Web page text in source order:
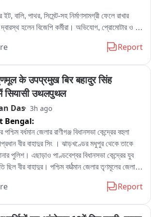
ইট, বালি, পাথর, সিমেন্ট-সহ নির্মাণসামগ্রী ফেলে রাখার
হলেন বিজেপি কর্মীরা। অভিযোগ, প্রোমোটার ও
বিষয়টি নিয়ে পুরসভায় লিখিত অভিযোগ জমা
দে জানান, এলাকাবাসীর অভিযোগের ভিত্তিতেই তাঁরা
তাঁর দাবি, নির্মাণসামগ্রী মাসের পর মাস রাস্তার
সরু হয়ে গিয়েছে। বর্ষাকালে বালি ও অন্যান্য সামগ্রী
ফলে জল জমার সমস্যাও বাড়ছে। রাতের অন্ধকারে
নামানোর ফলে রাস্তারও ক্ষতি হচ্ছে বলে অভিযোগ
প্রয়োজনীয় ব্যবস্থা নেওয়ার দাবি জানিয়ে তিনি
সমাধান চান তাঁরা。
কর্মী অভিজিৎ বিশ্বাসের অভিযোগ, দীর্ঘদিন ধরে এই
পদক্ষেপ নেওয়া হয়নি। তাঁর দাবি, নির্মাণস্থলে বড়
ছোটখাটো দুর্ঘটনাও ঘটছে। 그는 অভিযোগ করেন,
দখলমুক্ত ও নিরাপদ করার আবেদন জানান তিনি。
Report
के उपप्रमुख बिर बहादुर सिंह
सियासी उथलपुथल
Das 3h ago
Bengal:
বর্ধমান জেলার রাণীগঞ্জ বিধানসভা কেন্দ্রের বহুলা
বীর বাহাদুর সিং । ঝাড়খণ্ডের মধুপুর থেকে তাকে
পুলিশ। এছাড়াও পাণ্ডবেশ্বর বিধানসভা কেন্দ্রের যুব
বীর বাহাদুর। পশ্চিম বर्धমান জেলার তৃণমূলের জেলা
বাহাদুর। এলাকায় সন্ত্রাস তোলাবাজি সহ একাধিক Report